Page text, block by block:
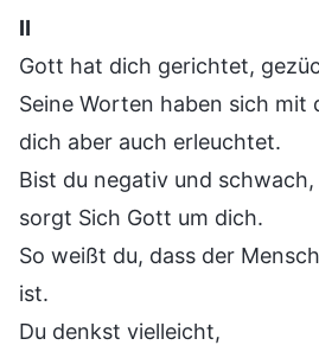
Ⅱ
Gott hat dich gerichtet,
Seine Worten haben sich mit
dich aber auch erleuchtet.
Bist du negativ und schwach,
sorgt Sich Gott um dich.
So weißt du, dass der
ist.
Du denkst vielleicht,